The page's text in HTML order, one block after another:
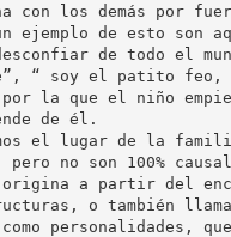
con los demás por
ejemplo de esto son
de todo el
“ soy el patito feo,
por la que el niño
de él.
el lugar de la
no son 100%
a partir del
o también
personalidades,